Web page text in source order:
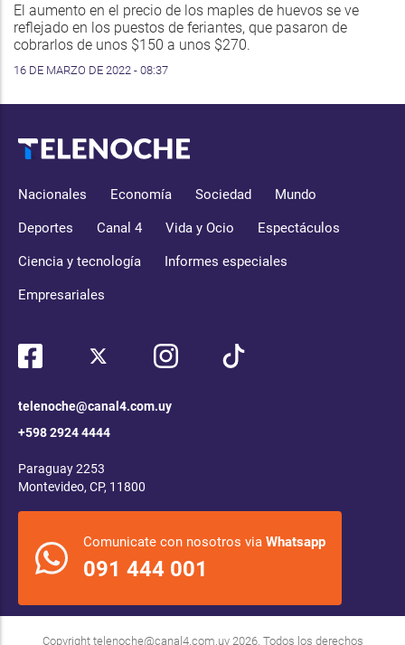
El aumento en el precio de los maples de huevos se ve
reflejado en los puestos de feriantes, que pasaron de
cobrarlos de unos $150 a unos $270.
16 DE MARZO DE 2022 - 08:37
Nacionales Economía Sociedad Mundo
Deportes Canal 4 Vida y Ocio Espectáculos
Ciencia y tecnología Informes especiales
Empresariales
telenoche@canal4.com.uy
+598 2924 4444
Paraguay 2253
Montevideo, CP, 11800
Comunicate con nosotros via Whatsapp
091 444 001
Copyright telenoche@canal4.com.uy2026. Todos los derechos